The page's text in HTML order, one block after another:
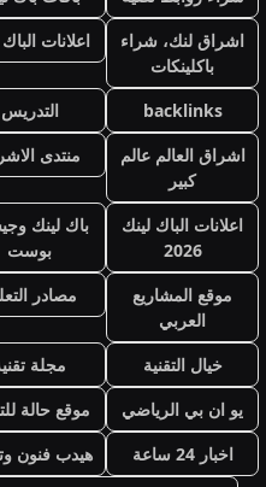
اشراق لنك، شراء
باكلينكات
اعلانات
backlinks
التدريس
اشراق العالم عالم
كبير
منتدى
اعلانات الباك لينك
2026
باك لينك
بوست
موقع المشاريع
العربي
مصادر
خيال التقنية
مجلة
يو ان بي الرياضي
موقع حالة
اخبار 24 ساعة
هيدب فنون